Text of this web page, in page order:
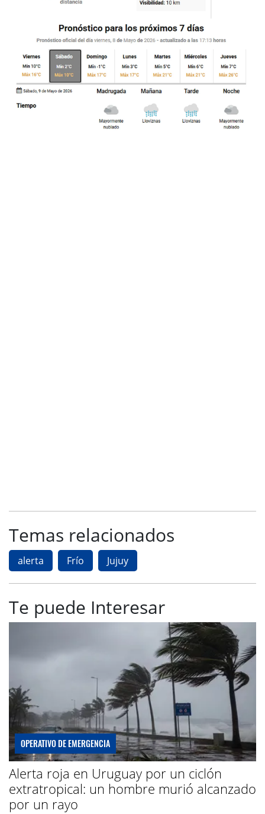
Temas relacionados
alerta Frío Jujuy
Te puede Interesar
OPERATIVO DE EMERGENCIA
Alerta roja en Uruguay por un ciclón
extratropical: un hombre murió alcanzado
por un rayo